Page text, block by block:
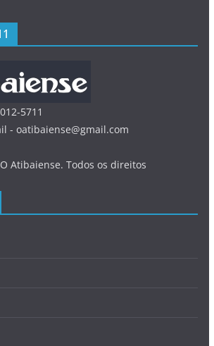
5711
- oatibaiense@gmail.com
Atibaiense. Todos os direitos